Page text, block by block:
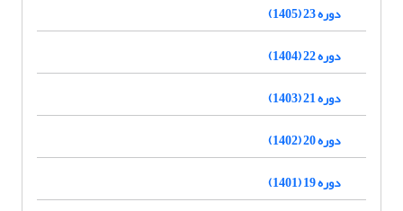
دوره 23 (1405)
دوره 22 (1404)
دوره 21 (1403)
دوره 20 (1402)
دوره 19 (1401)